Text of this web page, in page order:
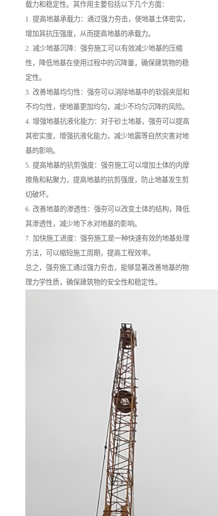
载力和稳定性。其作用主要包括以下几个方面：
1. 提高地基承载力：通过强力夯击，使地基土体密实，
增加其抗压强度，从而提高地基的承载力。
2. 减少地基沉降：强夯施工可以有效减少地基的压缩
性，降低地基在使用过程中的沉降量，确保建筑物的稳
定性。
3. 改善地基均匀性：强夯可以消除地基中的软弱夹层和
不均匀性，使地基更加均匀，减少不均匀沉降的风险。
4. 增强地基抗液化能力：对于砂土地基，强夯可以提高
其密实度，增强抗液化能力，减少地震等自然灾害对地
基的影响。
5. 提高地基的抗剪强度：强夯施工可以增加土体的内摩
擦角和粘聚力，提高地基的抗剪强度，防止地基发生剪
切破坏。
6. 改善地基的渗透性：强夯可以改变土体的结构，降低
其渗透性，减少地下水对地基的影响。
7. 加快施工进度：强夯施工是一种快速有效的地基处理
方法，可以缩短施工周期，提高工程效率。
总之，强夯施工通过强力夯击，能够显著改善地基的物
理力学性质，确保建筑物的安全性和稳定性。